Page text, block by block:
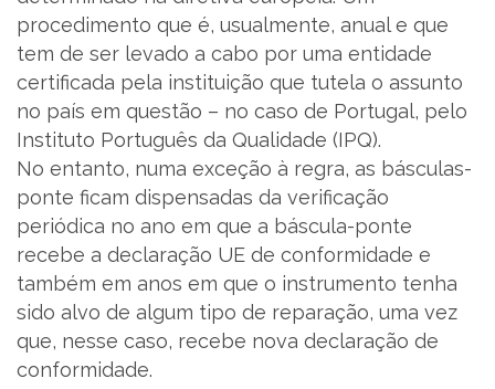
procedimento que é, usualmente, anual e que
tem de ser levado a cabo por uma entidade
certificada pela instituição que tutela o assunto
no país em questão – no caso de Portugal, pelo
Instituto Português da Qualidade (IPQ).
No entanto, numa exceção à regra, as básculas-
ponte ficam dispensadas da verificação
periódica no ano em que a báscula-ponte
recebe a declaração UE de conformidade e
também em anos em que o instrumento tenha
sido alvo de algum tipo de reparação, uma vez
que, nesse caso, recebe nova declaração de
conformidade.